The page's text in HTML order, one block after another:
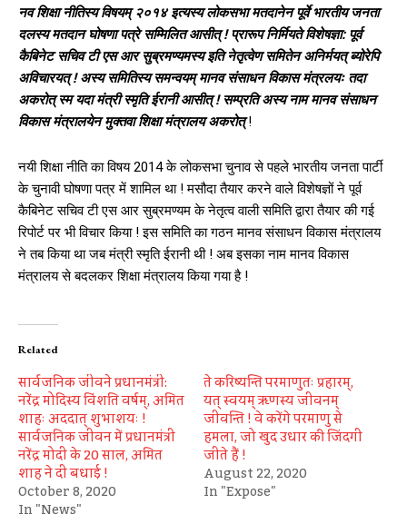
नव शिक्षा नीतिस्य विषयम् २०१४ इत्यस्य लोकसभा मतदानेन पूर्वे भारतीय जनता
दलस्य मतदान घोषणा पत्रे सम्मिलित आसीत् ! प्रारूप निर्मियते विशेषज्ञा: पूर्व
कैबिनेट सचिव टी एस आर सुब्रमण्यमस्य इति नेतृत्वेण समितेन अनिर्मयत् ब्योरेपि
अविचारयत् ! अस्य समितिस्य समन्वयम् मानव संसाधन विकास मंत्रलयः तदा
अकरोत् स्म यदा मंत्री स्मृति ईरानी आसीत् ! सम्प्रति अस्य नाम मानव संसाधन
विकास मंत्रालयेन मुक्तवा शिक्षा मंत्रालय अकरोत्!
नयी शिक्षा नीति का विषय 2014 के लोकसभा चुनाव से पहले भारतीय जनता पार्टी
के चुनावी घोषणा पत्र में शामिल था ! मसौदा तैयार करने वाले विशेषज्ञों ने पूर्व
कैबिनेट सचिव टी एस आर सुब्रमण्यम के नेतृत्व वाली समिति द्वारा तैयार की गई
रिपोर्ट पर भी विचार किया ! इस समिति का गठन मानव संसाधन विकास मंत्रालय
ने तब किया था जब मंत्री स्मृति ईरानी थी ! अब इसका नाम मानव विकास
मंत्रालय से बदलकर शिक्षा मंत्रालय किया गया है !
Related
सार्वजनिक जीवने प्रधानमंत्री:
नरेंद्र मोदिस्य विंशति वर्षम्, अमित
शाहः अददात् शुभाशयः !
सार्वजनिक जीवन में प्रधानमंत्री
नरेंद्र मोदी के 20 साल, अमित
शाह ने दी बधाई !
October 8, 2020
In "News"
ते करिष्यन्ति परमाणुतः प्रहारम्,
यत् स्वयम् ऋणस्य जीवनम्
जीवन्ति ! वे करेंगे परमाणु से
हमला, जो खुद उधार की जिंदगी
जीते हैं !
August 22, 2020
In "Expose"